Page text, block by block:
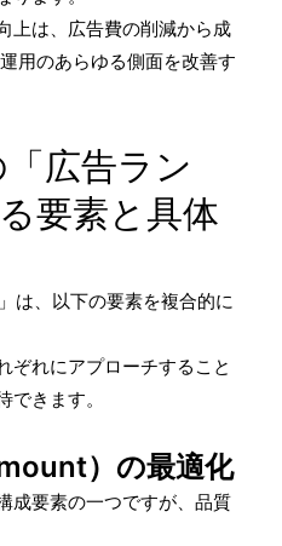
上は、広告費の削減から成
用のあらゆる側面を改善す
広告ラン
要素と具体
は、以下の要素を複合的に
ぞれにアプローチすること
できます。
）の最適化
成要素の一つですが、品質